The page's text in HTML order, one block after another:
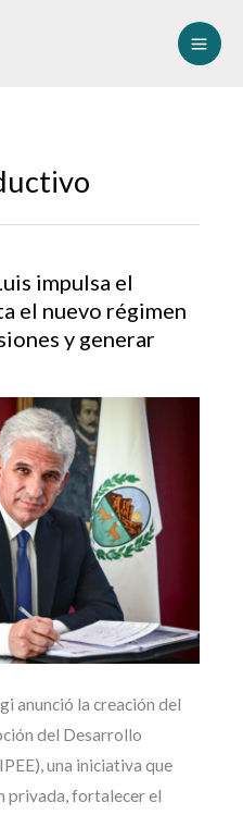
impulsa el
el nuevo régimen
y generar
anunció la creación del
del Desarrollo
una iniciativa que
privada, fortalecer el